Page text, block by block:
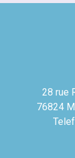
28 rue
76824